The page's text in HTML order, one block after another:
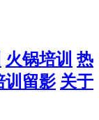
火锅培训 热
训留影 关于